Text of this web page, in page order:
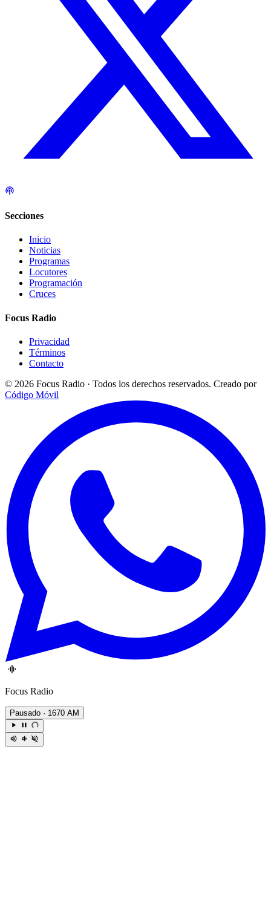
Secciones
Inicio
Noticias
Programas
Locutores
Programación
Cruces
Focus Radio
Privacidad
Términos
Contacto
© 2026 Focus Radio · Todos los derechos reservados. Creado por
Código Móvil
Focus Radio
Pausado · 1670 AM